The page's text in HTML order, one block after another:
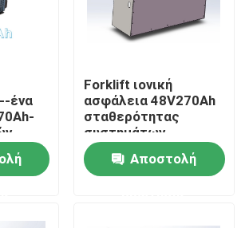
ένα
Forklift ιονική
ασφάλεια 48V270Ah
σταθερότητας
συστημάτων
μπαταριών λίθιου
Αποστολή